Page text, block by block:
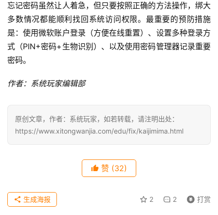
忘记密码虽然让人着急，但只要按照正确的方法操作，绑大
多数情况都能顺利找回系统访问权限。最重要的预防措施
是：使用微软账户登录（方便在线重置）、设置多种登录方
式（PIN+密码+生物识别）、以及使用密码管理器记录重要
密码。
作者：系统玩家编辑部
原创文章，作者：系统玩家，如若转载，请注明出处：
https://www.xitongwanjia.com/edu/fix/kaijimima.html
赞 (32)
2 2 打赏
生成海报